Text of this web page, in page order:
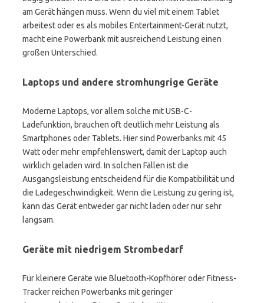
am Gerät hängen muss. Wenn du viel mit einem Tablet
arbeitest oder es als mobiles Entertainment-Gerät nutzt,
macht eine Powerbank mit ausreichend Leistung einen
großen Unterschied.
Laptops und andere stromhungrige Geräte
Moderne Laptops, vor allem solche mit USB-C-
Ladefunktion, brauchen oft deutlich mehr Leistung als
Smartphones oder Tablets. Hier sind Powerbanks mit 45
Watt oder mehr empfehlenswert, damit der Laptop auch
wirklich geladen wird. In solchen Fällen ist die
Ausgangsleistung entscheidend für die Kompatibilität und
die Ladegeschwindigkeit. Wenn die Leistung zu gering ist,
kann das Gerät entweder gar nicht laden oder nur sehr
langsam.
Geräte mit niedrigem Strombedarf
Für kleinere Geräte wie Bluetooth-Kopfhörer oder Fitness-
Tracker reichen Powerbanks mit geringer